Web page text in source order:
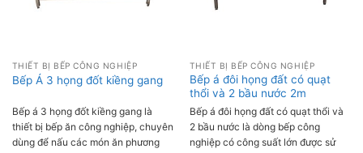
THIẾT BỊ BẾP CÔNG NGHIỆP
Bếp Á 3 họng đốt kiềng gang
Bếp á 3 họng đốt kiềng gang là
thiết bị bếp ăn công nghiệp, chuyên
dùng để nấu các món ăn phương
THIẾT BỊ BẾP CÔNG NGHIỆP
Bếp á đôi họng đất có quạt
thổi và 2 bầu nước 2m
Bếp á đôi họng đất có quạt thổi và
2 bầu nước là dòng bếp công
nghiệp có công suất lớn được sử